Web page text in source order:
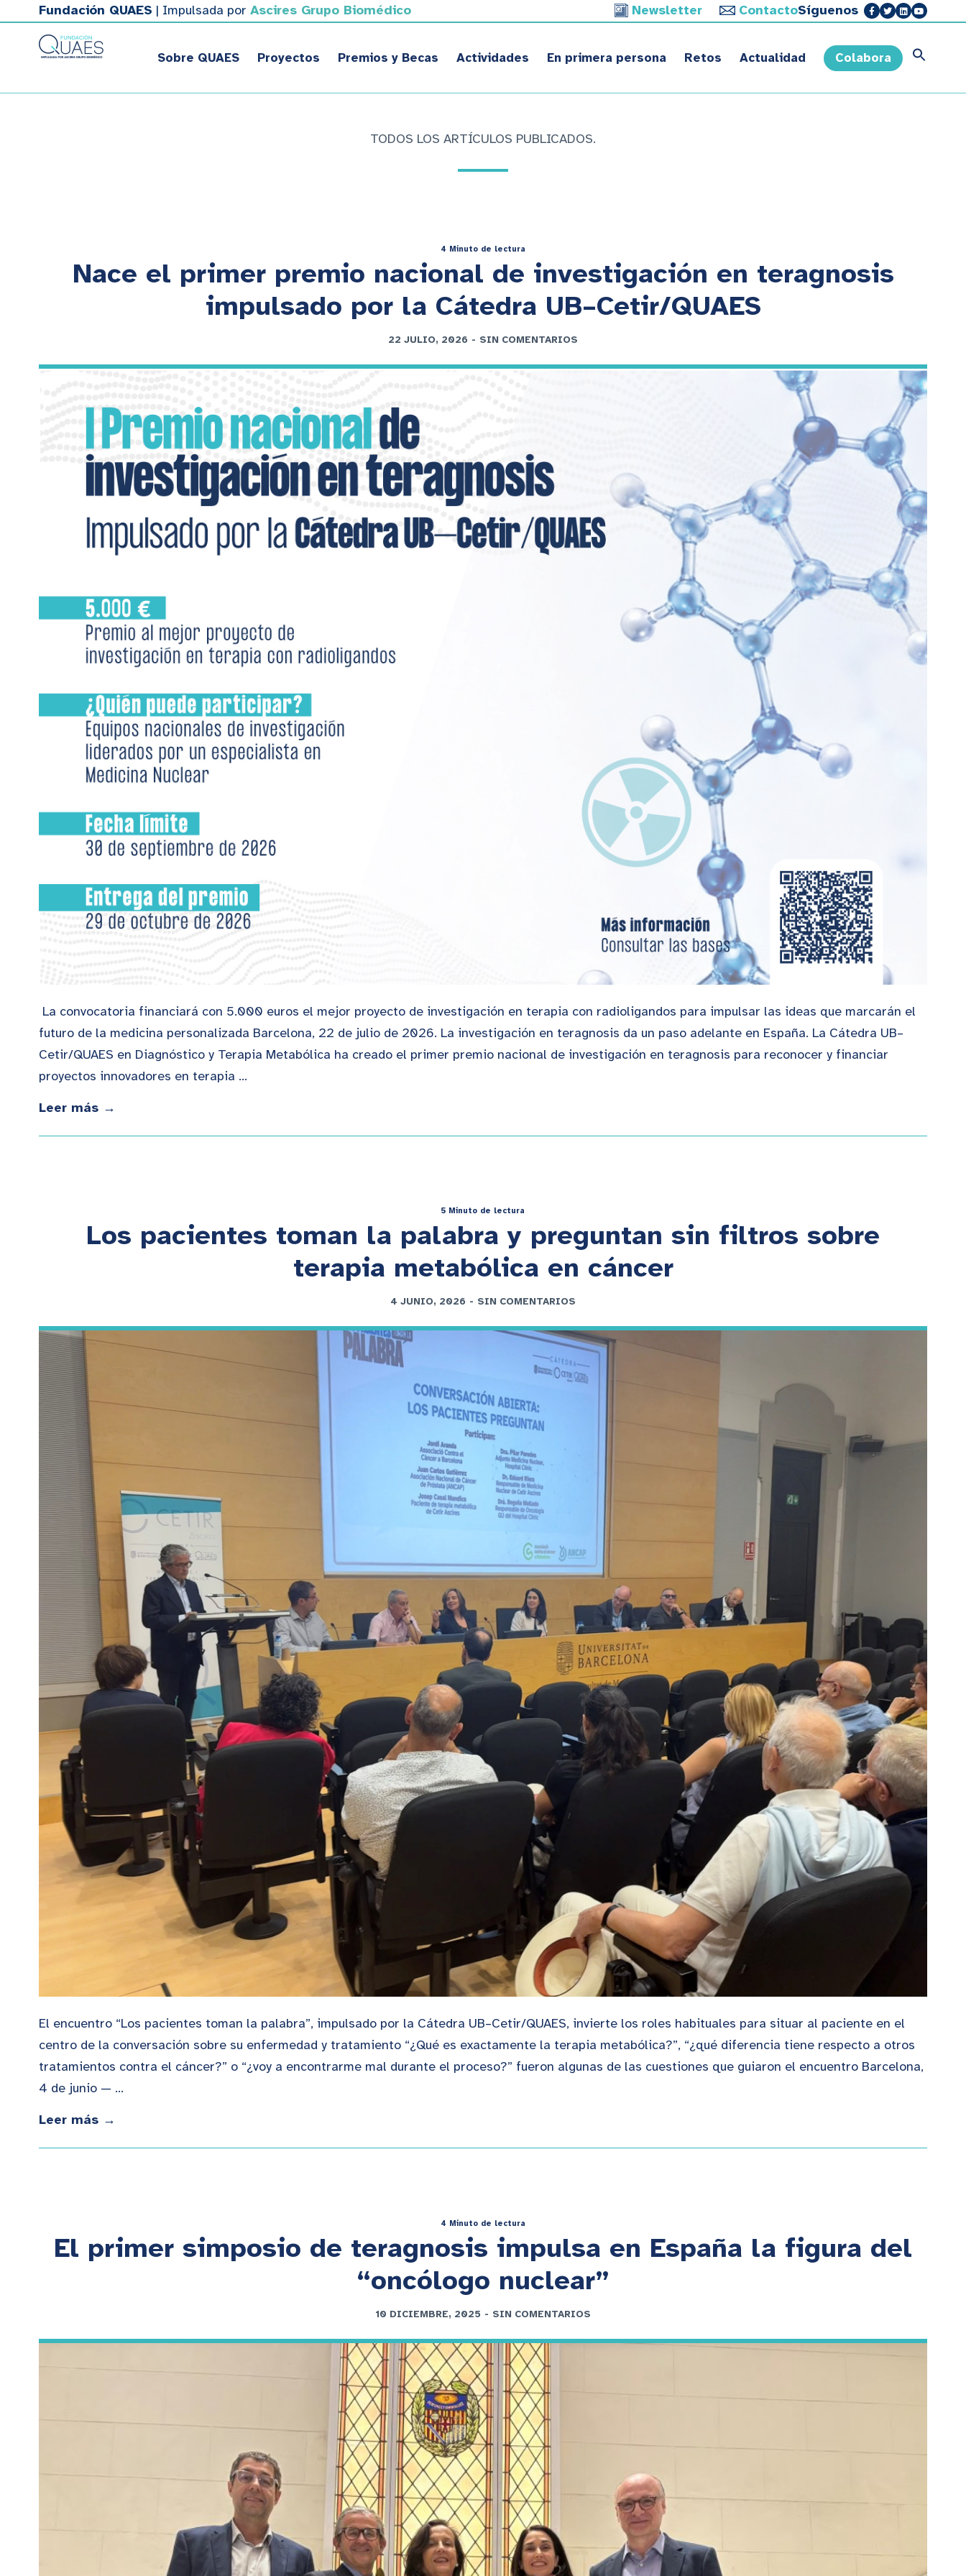
Fundación QUAES | Impulsada por Ascires Grupo Biomédico Newsletter ContactoSíguenos
Sobre QUAES Proyectos Premios y Becas Actividades En primera persona Retos Actualidad Colabora
TODOS LOS ARTÍCULOS PUBLICADOS.
4 Minuto de lectura
Nace el primer premio nacional de investigación en teragnosis
impulsado por la Cátedra UB–Cetir/QUAES
22 JULIO, 2026 - SIN COMENTARIOS
La convocatoria financiará con 5.000 euros el mejor proyecto de investigación en terapia con radioligandos para impulsar las ideas que marcarán el
futuro de la medicina personalizada Barcelona, 22 de julio de 2026. La investigación en teragnosis da un paso adelante en España. La Cátedra UB–
Cetir/QUAES en Diagnóstico y Terapia Metabólica ha creado el primer premio nacional de investigación en teragnosis para reconocer y financiar
proyectos innovadores en terapia …
Leer más →
5 Minuto de lectura
Los pacientes toman la palabra y preguntan sin filtros sobre
terapia metabólica en cáncer
4 JUNIO, 2026 - SIN COMENTARIOS
El encuentro “Los pacientes toman la palabra”, impulsado por la Cátedra UB–Cetir/QUAES, invierte los roles habituales para situar al paciente en el
centro de la conversación sobre su enfermedad y tratamiento “¿Qué es exactamente la terapia metabólica?”, “¿qué diferencia tiene respecto a otros
tratamientos contra el cáncer?” o “¿voy a encontrarme mal durante el proceso?” fueron algunas de las cuestiones que guiaron el encuentro Barcelona,
4 de junio — …
Leer más →
4 Minuto de lectura
El primer simposio de teragnosis impulsa en España la figura del
“oncólogo nuclear”
10 DICIEMBRE, 2025 - SIN COMENTARIOS